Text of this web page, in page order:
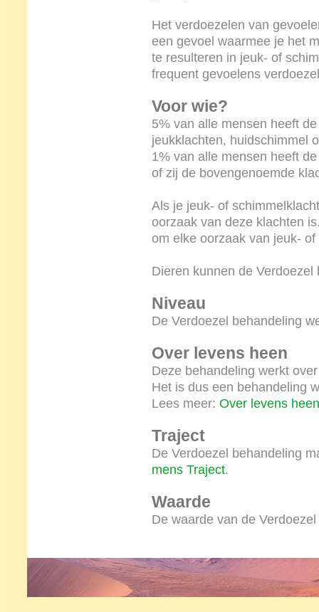
Het verdoezelen van
een gevoel waarmee je het
te resulteren in jeuk- of
frequent gevoelens
Voor wie?
5% van alle mensen heeft
jeukklachten, huidschimmel
1% van alle mensen heeft
of zij de bovengenoemde
Als je jeuk- of
oorzaak van deze klachten
om elke oorzaak van jeuk-
Dieren kunnen de
Niveau
De Verdoezel behandeling
Over levens heen
Deze behandeling werkt
Het is dus een behandeling
Lees meer: Over levens heen
Traject
De Verdoezel behandeling
mens Traject.
Waarde
De waarde van de